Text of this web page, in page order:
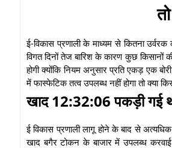
ई-विकास प्रणाली के माध्यम से कितना
विगत दिनों तेज बारिश के कारण कुछ किसानों
होगी क्योंकि नियम अनुसार प्रति एकड़ एक
में फास्फेटिक तत्व उपलब्ध नहीं होगा तो क्या
खाद 12:32:06 पकड़ी गई
ई विकास प्रणाली लागू होने के बाद से
खाद बगैर टोकन के बाजार में उपलब्ध